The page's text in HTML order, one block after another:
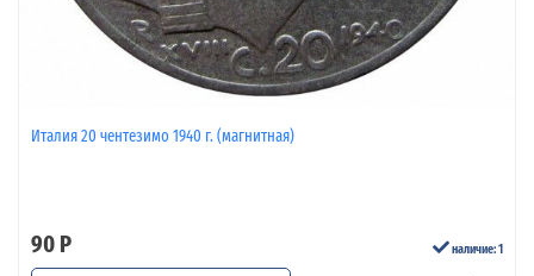
Италия 20 чентезимо 1940 г. (магнитная)
90 Р наличие: 1